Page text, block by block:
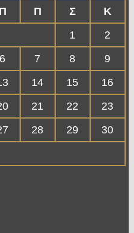
Π Π Σ
Κ
1
2
6 7 8
9
14 15
16
21 22
23
28 29
30